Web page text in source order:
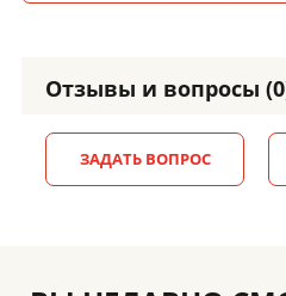
Отзывы и вопросы
ЗАДАТЬ ВОПРОС